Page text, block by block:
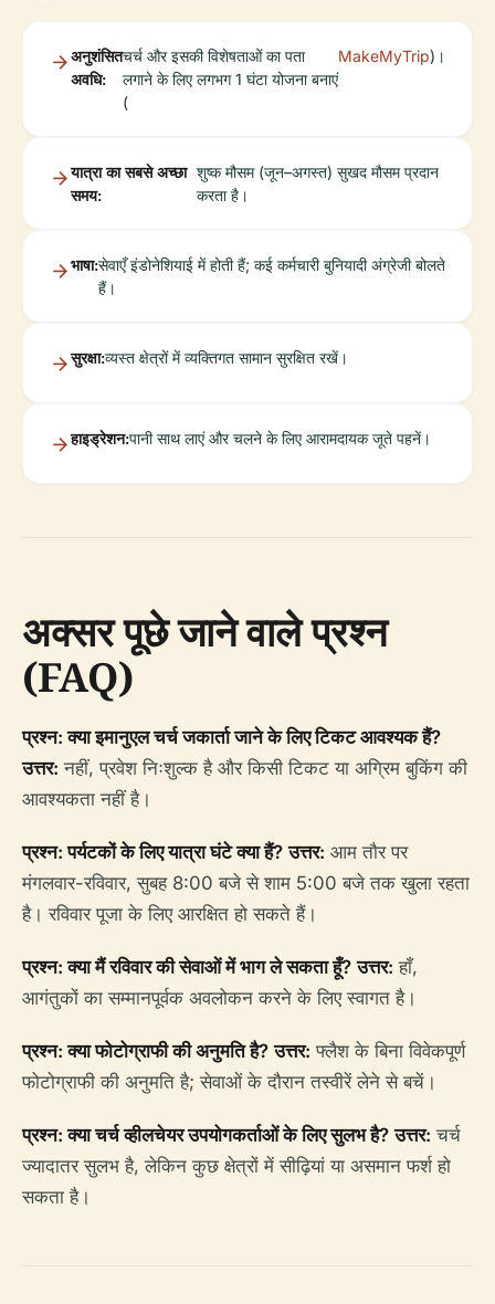
अनुशंसित
अवधि:
चर्च और इसकी विशेषताओं का पता
लगाने के लिए लगभग 1 घंटा योजना बनाएं
(
MakeMyTrip)।
यात्रा का सबसे अच्छा
समय:
शुष्क मौसम (जून–अगस्त) सुखद मौसम प्रदान
करता है।
भाषा:सेवाएँ इंडोनेशियाई में होती हैं; कई कर्मचारी बुनियादी अंग्रेजी बोलते
हैं।
सुरक्षा:व्यस्त क्षेत्रों में व्यक्तिगत सामान सुरक्षित रखें।
हाइड्रेशन:पानी साथ लाएं और चलने के लिए आरामदायक जूते पहनें।
अक्सर पूछे जाने वाले प्रश्न
(FAQ)
प्रश्न: क्या इमानुएल चर्च जकार्ता जाने के लिए टिकट आवश्यक हैं?
उत्तर: नहीं, प्रवेश निःशुल्क है और किसी टिकट या अग्रिम बुकिंग की
आवश्यकता नहीं है।
प्रश्न: पर्यटकों के लिए यात्रा घंटे क्या हैं? उत्तर: आम तौर पर
मंगलवार-रविवार, सुबह 8:00 बजे से शाम 5:00 बजे तक खुला रहता
है। रविवार पूजा के लिए आरक्षित हो सकते हैं।
प्रश्न: क्या मैं रविवार की सेवाओं में भाग ले सकता हूँ? उत्तर: हाँ,
आगंतुकों का सम्मानपूर्वक अवलोकन करने के लिए स्वागत है।
प्रश्न: क्या फोटोग्राफी की अनुमति है? उत्तर: फ्लैश के बिना विवेकपूर्ण
फोटोग्राफी की अनुमति है; सेवाओं के दौरान तस्वीरें लेने से बचें।
प्रश्न: क्या चर्च व्हीलचेयर उपयोगकर्ताओं के लिए सुलभ है? उत्तर: चर्च
ज्यादातर सुलभ है, लेकिन कुछ क्षेत्रों में सीढ़ियां या असमान फर्श हो
सकता है।